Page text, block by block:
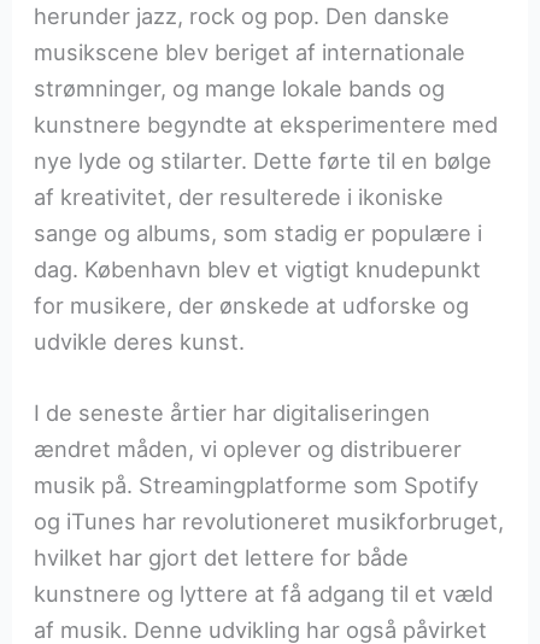
herunder jazz, rock og pop. Den danske
musikscene blev beriget af internationale
strømninger, og mange lokale bands og
kunstnere begyndte at eksperimentere med
nye lyde og stilarter. Dette førte til en bølge
af kreativitet, der resulterede i ikoniske
sange og albums, som stadig er populære i
dag. København blev et vigtigt knudepunkt
for musikere, der ønskede at udforske og
udvikle deres kunst.
I de seneste årtier har digitaliseringen
ændret måden, vi oplever og distribuerer
musik på. Streamingplatforme som Spotify
og iTunes har revolutioneret musikforbruget,
hvilket har gjort det lettere for både
kunstnere og lyttere at få adgang til et væld
af musik. Denne udvikling har også påvirket